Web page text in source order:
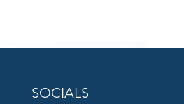
SOCIALS